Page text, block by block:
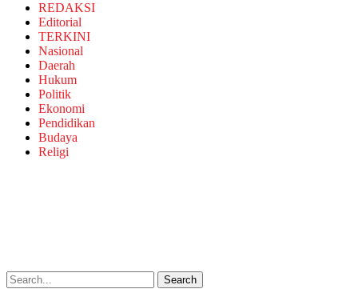
REDAKSI
Editorial
TERKINI
Nasional
Daerah
Hukum
Politik
Ekonomi
Pendidikan
Budaya
Religi
Search